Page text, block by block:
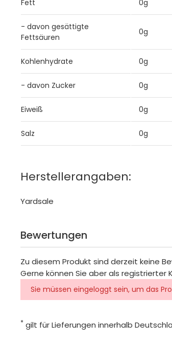
Fett 0g
- davon gesättigte
Fettsäuren
0g
Kohlenhydrate 0g
- davon Zucker 0g
Eiweiß 0g
Salz 0g
Herstellerangaben:
Yardsale
Bewertungen
Zu diesem Produkt sind derzeit keine
Gerne können Sie aber als registrierter
Sie müssen eingeloggt sein, um das
* gilt für Lieferungen innerhalb